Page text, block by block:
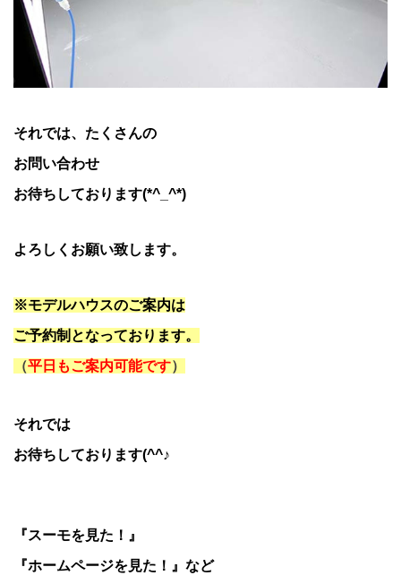
それでは、たくさんの
お問い合わせ
お待ちしております(*^_^*)
よろしくお願い致します。
※モデルハウスのご案内は
ご予約制となっております。
（平日もご案内可能です）
それでは
お待ちしております(^^♪
『スーモを見た！』
『ホームページを見た！』など